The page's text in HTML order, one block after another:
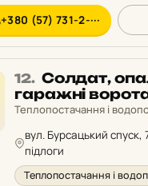
+380 (57) 731-2-···
12. Місце
12
у
Солдат,
гаражні
Теплопостачання і
вул. Бурсацький спуск,
підлоги
Теплопостачання і